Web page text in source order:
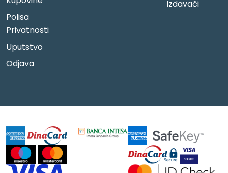
Polisa
Privatnosti
Uputstvo
Odjava
Izdavači